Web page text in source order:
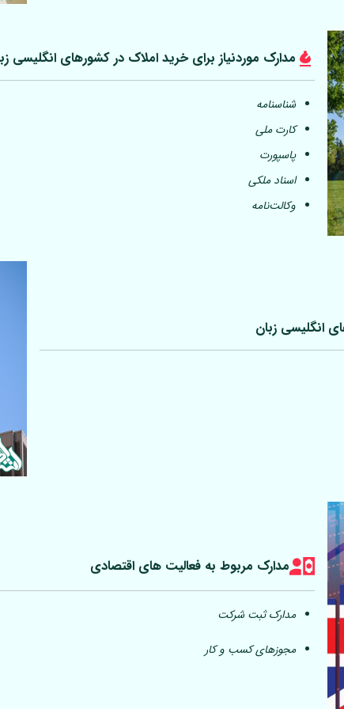
مدارک موردنیاز برای خرید املاک در کشورهای انگلیسی
شناسنامه
کارت ملی
پاسپورت
اسناد ملکی
وکالت‌نامه
انگلیسی زبان
مدارک مربوط به فعالیت های اقتصادی
مدارک ثبت شرکت
مجوزهای کسب و کار